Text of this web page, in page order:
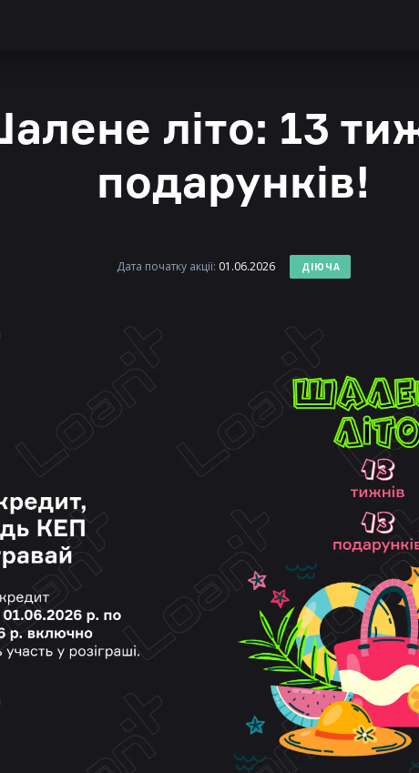
літо: 13
подарунків!
Дата початку акції: 01.06.2026 ДІЮЧА